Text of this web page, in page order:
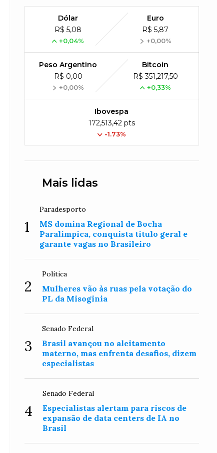
Dólar
R$ 5,08
+0,04%
Euro
R$ 5,87
+0,00%
Peso Argentino
R$ 0,00
+0,00%
Bitcoin
R$ 351,217,50
+0,33%
Ibovespa
172,513,42 pts
-1.73%
Mais lidas
1
Paradesporto
MS domina Regional de Bocha
Paralímpica, conquista título geral e
garante vagas no Brasileiro
2
Política
Mulheres vão às ruas pela votação do
PL da Misoginia
3
Senado Federal
Brasil avançou no aleitamento
materno, mas enfrenta desafios, dizem
especialistas
4
Senado Federal
Especialistas alertam para riscos de
expansão de data centers de IA no
Brasil